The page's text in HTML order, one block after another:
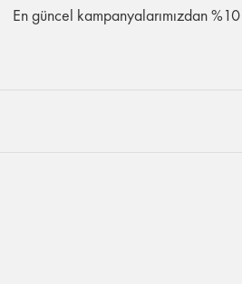
En güncel kampanyalarımızdan